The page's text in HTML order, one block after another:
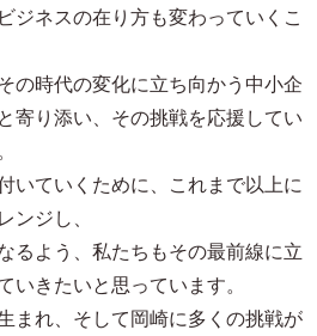
ジネスの在り方も変わっていくこ
の時代の変化に立ち向かう中小企
寄り添い、その挑戦を応援してい
いていくために、これまで以上に
ンジし、
るよう、私たちもその最前線に立
いきたいと思っています。
まれ、そして岡崎に多くの挑戦が